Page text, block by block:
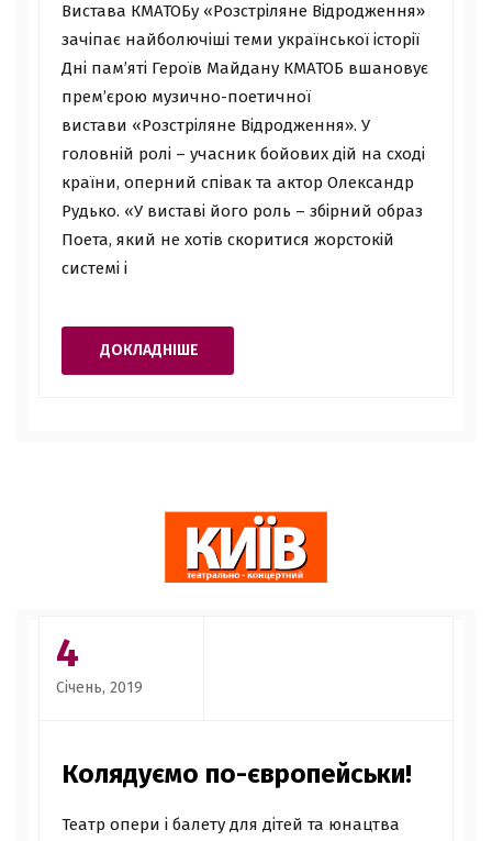
Вистава КМАТОБу «Розстріляне Відродження»
зачіпає найболючіші теми української історії
Дні пам’яті Героїв Майдану КМАТОБ вшановує
прем’єрою музично-поетичної
вистави «Розстріляне Відродження». У
головній ролі – учасник бойових дій на сході
країни, оперний співак та актор Олександр
Рудько. «У виставі його роль – збірний образ
Поета, який не хотів скоритися жорстокій
системі і
ДОКЛАДНІШЕ
4
Січень, 2019
Колядуємо по-європейськи!
Театр опери і балету для дітей та юнацтва